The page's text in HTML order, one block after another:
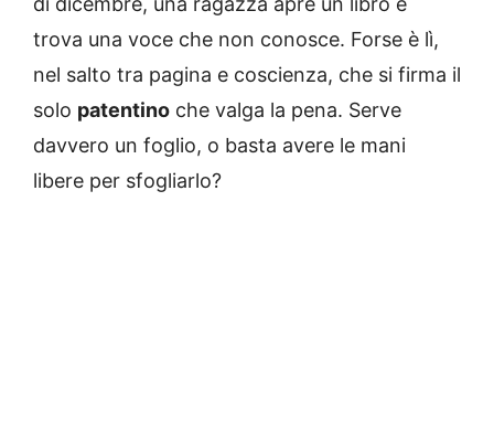
trova una voce che non conosce. Forse è lì,
nel salto tra pagina e coscienza, che si firma il
solo patentino che valga la pena. Serve
davvero un foglio, o basta avere le mani
libere per sfogliarlo?